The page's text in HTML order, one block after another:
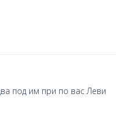
под им при по вас Леви